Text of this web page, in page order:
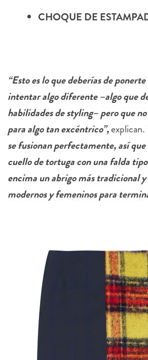
CHOQUE DE
“Esto es lo que deberías de
intentar algo diferente –algo que
habilidades de styling– pero que
para algo tan excéntrico”,explican.
se fusionan perfectamente, así
cuello de tortuga con una falda
encima un abrigo más tradicional y
modernos y femeninos para